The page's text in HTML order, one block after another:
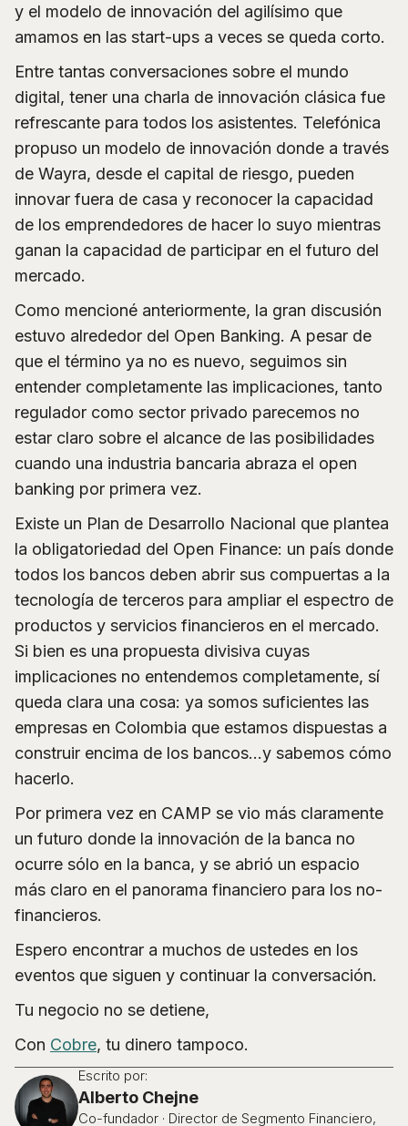
y el modelo de innovación del agilísimo que
amamos en las start-ups a veces se queda corto.
Entre tantas conversaciones sobre el mundo
digital, tener una charla de innovación clásica fue
refrescante para todos los asistentes. Telefónica
propuso un modelo de innovación donde a través
de Wayra, desde el capital de riesgo, pueden
innovar fuera de casa y reconocer la capacidad
de los emprendedores de hacer lo suyo mientras
ganan la capacidad de participar en el futuro del
mercado.
Como mencioné anteriormente, la gran discusión
estuvo alrededor del Open Banking. A pesar de
que el término ya no es nuevo, seguimos sin
entender completamente las implicaciones, tanto
regulador como sector privado parecemos no
estar claro sobre el alcance de las posibilidades
cuando una industria bancaria abraza el open
banking por primera vez.
Existe un Plan de Desarrollo Nacional que plantea
la obligatoriedad del Open Finance: un país donde
todos los bancos deben abrir sus compuertas a la
tecnología de terceros para ampliar el espectro de
productos y servicios financieros en el mercado.
Si bien es una propuesta divisiva cuyas
implicaciones no entendemos completamente, sí
queda clara una cosa: ya somos suficientes las
empresas en Colombia que estamos dispuestas a
construir encima de los bancos…y sabemos cómo
hacerlo.
Por primera vez en CAMP se vio más claramente
un futuro donde la innovación de la banca no
ocurre sólo en la banca, y se abrió un espacio
más claro en el panorama financiero para los no-
financieros.
Espero encontrar a muchos de ustedes en los
eventos que siguen y continuar la conversación.
Tu negocio no se detiene,
Con Cobre, tu dinero tampoco.
Escrito por:
Alberto Chejne
Co-fundador · Director de Segmento Financiero,